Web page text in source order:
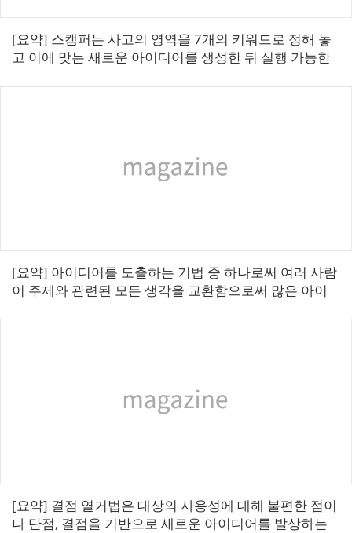
[요약] 스캠퍼는 사고의 영역을 7개의 키워드로 정해 놓
고 이에 맞는 새로운 아이디어를 생성한 뒤 실행 가능한
적인 안을 도출하기 좋다. ■ 스...
[요약] 아이디어를 도출하는 기법 중 하나로써 여러 사람
이 주제와 관련된 모든 생각을 교환함으로써 많은 아이
[요약] 결점 열거법은 대상의 사용성에 대해 불편한 점이
나 단점, 결점을 기반으로 새로운 아이디어를 발상하는